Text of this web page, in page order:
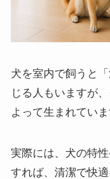
犬を室内で飼うと
じる人もいますが
よって生まれていま
実際には、犬の特
すれば、清潔で快